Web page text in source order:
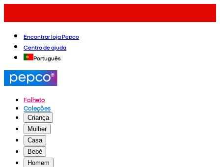
Encontrar loja Pepco
Centro de ajuda
Português
Folheto
Coleções
Criança
Mulher
Casa
Bebé
Homem